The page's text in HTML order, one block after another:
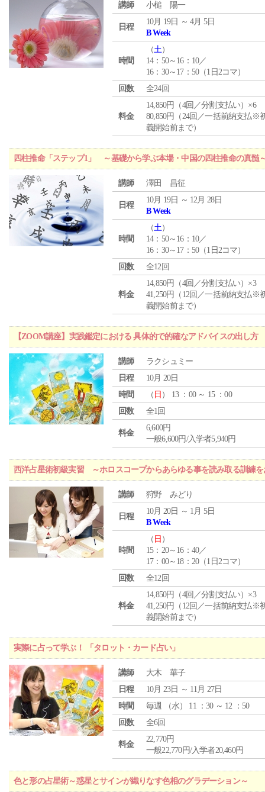
講師 小槌 陽一
日程
10月 19日 ～ 4月 5日
B Week
時間
（土）
14：50～16：10／
16：30～17：50（1日2コマ）
回数
全24回
料金
14,850円（4回／分割支払い）×6
80,850円（24回／一括前納支払※
義開始前まで）
四柱推命「ステップ1」 ～基礎から学ぶ本場・中国の四柱推命の真髄
講師 澤田 昌征
日程
10月 19日 ～ 12月 28日
B Week
時間
（土）
14：50～16：10／
16：30～17：50（1日2コマ）
回数
全12回
料金
14,850円（4回／分割支払い）×3
41,250円（12回／一括前納支払※
義開始前まで）
【ZOOM講座】実践鑑定における 具体的で的確なアドバイスの出し方
講師
ラクシュミー
日程
10月 20日
時間
（ 日 ） 13 ：00 ～ 15 ：00
回数
全1回
料金
6,600円
一般6,600円/入学者5,940円
西洋占星術初級実習 ～ホロスコープからあらゆる事を読み取る訓練を
講師 狩野 みどり
日程
10月 20日 ～ 1月 5日
B Week
時間
（ 日 ）
15：20～16：40／
17：00～18：20（1日2コマ）
回数
全12回
料金
14,850円（4回／分割支払い）×3
41,250円（12回／一括前納支払※
義開始前まで）
実際に占って学ぶ！ 「タロット・カード占い」
講師
大木 華子
日程
10月 23日 ～ 11月 27日
時間
毎週 （水） 11 ：30 ～ 12 ：50
回数
全6回
料金
22,770円
一般22,770円/入学者20,460円
色と形の占星術～惑星とサインが織りなす色相のグラデーション～